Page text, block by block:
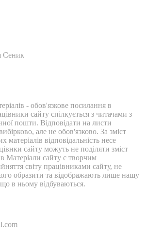
Сеник
- обов'язкове посилання в
сайту спілкується з читачами з
пошти. Відповідати на листи
але не обов'язково. За зміст
матеріалів відповідальність несе
сайту можуть не поділяти зміст
Матеріали сайту є творчим
світу працівниками сайту, не
образити та відображають лише нашу
що в ньому відбуваються.